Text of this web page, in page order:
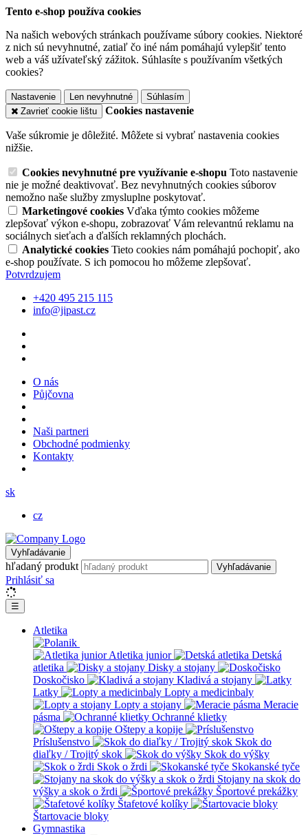
Tento e-shop používa cookies
Na našich webových stránkach používame súbory cookies. Niektoré
z nich sú nevyhnutné, zatiaľ čo iné nám pomáhajú vylepšiť tento
web a váš užívateľský zážitok. Súhlasíte s používaním všetkých
cookies?
Nastavenie Len nevyhnutné
Súhlasím
Zavrieť cookie lištu
Cookies nastavenie
Vaše súkromie je dôležité. Môžete si vybrať nastavenia cookies
nižšie.
Cookies nevyhnutné pre využívanie e-shopu Toto nastavenie
nie je možné deaktivovať. Bez nevyhnutných cookies súborov
nemožno naše služby zmysluplne poskytovať.
Marketingové cookies Vďaka týmto cookies môžeme
zlepšovať výkon e-shopu, zobrazovať Vám relevantnú reklamu na
sociálnych sieťach a ďalších reklamných plochách.
Analytické cookies Tieto cookies nám pomáhajú pochopiť, ako
e-shop používate. S ich pomocou ho môžeme zlepšovať.
Potvrdzujem
+420 495 215 115
info@jipast.cz
O nás
Půjčovna
Naši partneri
Obchodné podmienky
Kontakty
sk
cz
Vyhľadávanie
hľadaný produkt Vyhľadávanie
Prihlásiť sa
☰
Atletika
Atletika junior
Detská
atletika
Disky a stojany
Doskočisko
Kladivá a stojany
Latky
Lopty a medicinbaly
Lopty a stojany
Meracie
pásma
Ochranné klietky
Oštepy a kopije
Príslušenstvo
Skok do
diaľky / Trojitý skok
Skok do výšky
Skok o žrdi
Skokanské tyče
Stojany na skok do
výšky a skok o žrdi
Športové prekážky
Štafetové kolíky
Štartovacie bloky
Gymnastika